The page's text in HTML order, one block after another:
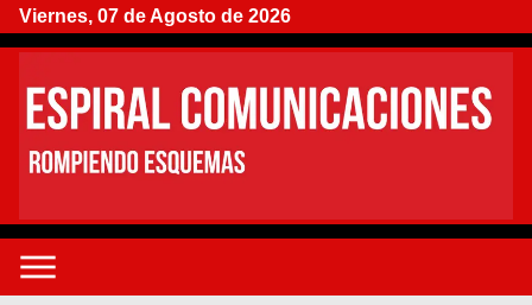
Viernes, 07 de Agosto de 2026